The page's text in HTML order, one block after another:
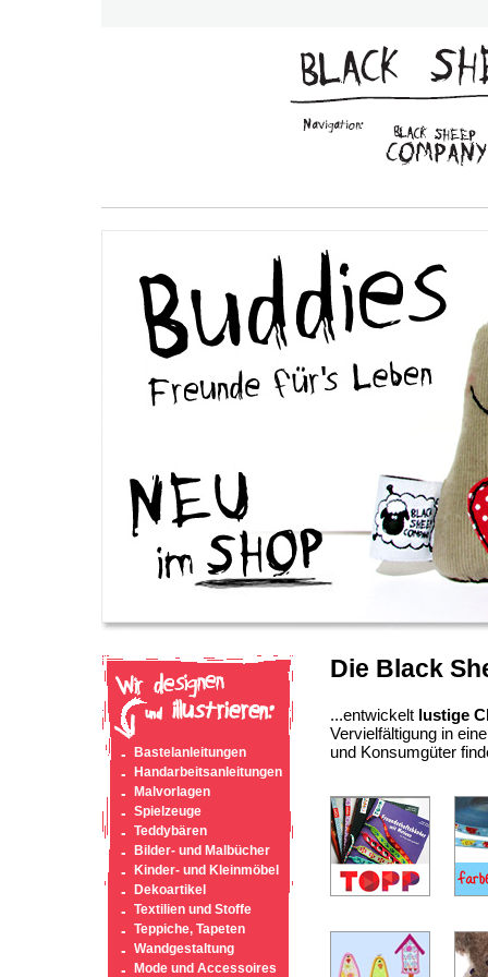
Bastelanleitungen
Handarbeitsanleitungen
Malvorlagen
Spielzeuge
Teddybären
Bilder- und Malbücher
Kinder- und Kleinmöbel
Dekoartikel
Textilien und Stoffe
Teppiche, Tapeten
Wandgestaltung
Mode und Accessoires
Die Black
...entwickelt lustige
Vervielfältigung in
und Konsumgüter